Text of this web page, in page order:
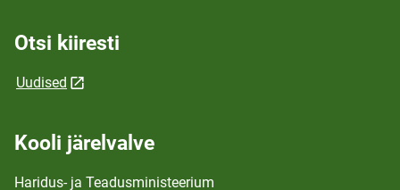
Otsi kiiresti
Uudised
Kooli järelvalve
Haridus- ja Teadusministeerium